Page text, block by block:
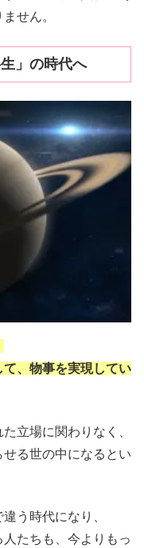
せん。
」の時代へ
、物事を実現してい
立場に関わりなく、
る世の中になるとい
う時代になり、
たちも、今よりもっ